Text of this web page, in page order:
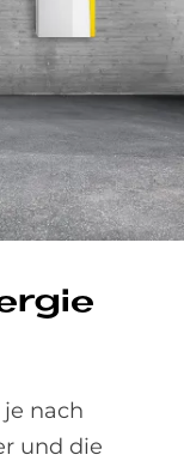
nach
und die